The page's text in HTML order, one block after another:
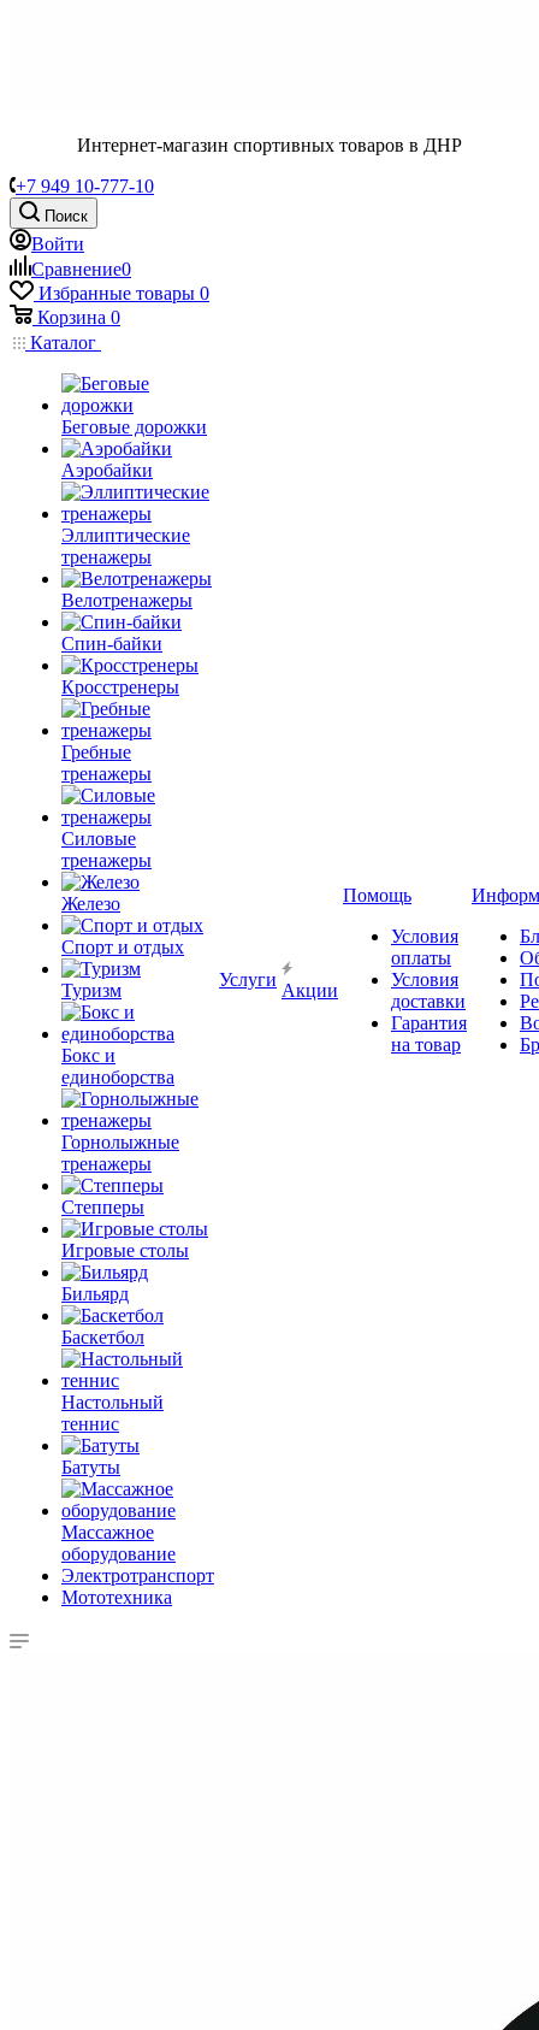
Интернет-магазин спортивных товаров в ДНР
+7 949 10-777-10
Поиск
Войти
Сравнение0
Избранные товары 0
Корзина 0
Каталог
Беговые дорожки
Аэробайки
Эллиптические
тренажеры
Велотренажеры
Спин-байки
Кросстренеры
Гребные
тренажеры
Силовые
тренажеры
Железо
Спорт и отдых
Туризм
Бокс и
единоборства
Горнолыжные
тренажеры
Степперы
Игровые столы
Бильярд
Баскетбол
Настольный
теннис
Батуты
Массажное
оборудование
Электротранспорт
Мототехника
Услуги
Акции
Помощь
Условия
оплаты
Условия
доставки
Гарантия
на товар